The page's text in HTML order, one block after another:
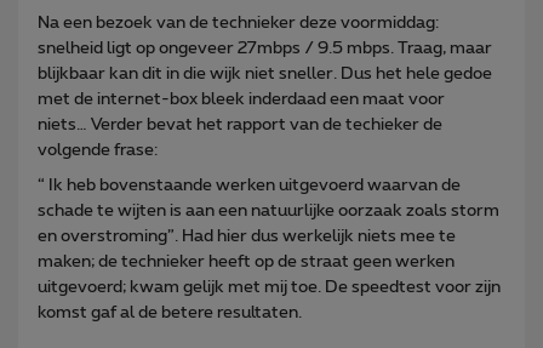
Na een bezoek van de technieker deze voormiddag:
snelheid ligt op ongeveer 27mbps / 9.5 mbps. Traag, maar
blijkbaar kan dit in die wijk niet sneller. Dus het hele gedoe
met de internet-box bleek inderdaad een maat voor
niets… Verder bevat het rapport van de techieker de
volgende frase:
“ Ik heb bovenstaande werken uitgevoerd waarvan de
schade te wijten is aan een natuurlijke oorzaak zoals storm
en overstroming”. Had hier dus werkelijk niets mee te
maken; de technieker heeft op de straat geen werken
uitgevoerd; kwam gelijk met mij toe. De speedtest voor zijn
komst gaf al de betere resultaten.